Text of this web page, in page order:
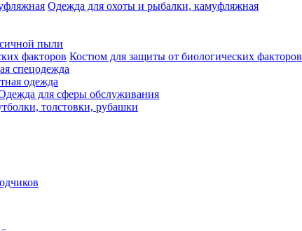
Одежда для охоты и рыбалки, камуфляжная
пыли
Костюм для защиты от биологических факторов
спецодежда
одежда
для сферы обслуживания
толстовки, рубашки